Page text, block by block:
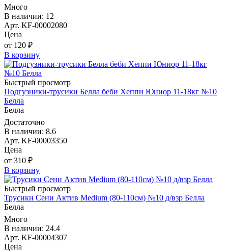
Много
В наличии: 12
Арт. KF-00002080
Цена
от 120 ₽
В корзину
Быстрый просмотр
Подгузники-трусики Белла беби Хеппи Юниор 11-18кг №10
Белла
Белла
Достаточно
В наличии: 8.6
Арт. KF-00003350
Цена
от 310 ₽
В корзину
Быстрый просмотр
Трусики Сени Актив Medium (80-110см) №10 д/взр Белла
Белла
Много
В наличии: 24.4
Арт. KF-00004307
Цена